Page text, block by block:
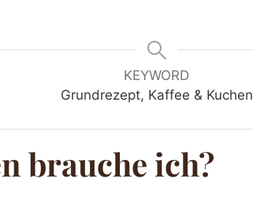
KEYWORD
Grundrezept, Kaffee & Kuchen
brauche ich?